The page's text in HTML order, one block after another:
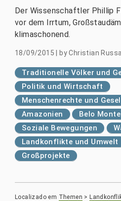
Der Wissenschaftler Phillip
vor dem Irrtum,
klimaschonend.
18/09/2015 byChristian
Traditionelle Völker und
Politik und Wirtschaft
Menschenrechte und
Amazonien
Belo Monte
Soziale Bewegungen
Landkonflikte und Umwelt
Großprojekte
Localizado em Themen >